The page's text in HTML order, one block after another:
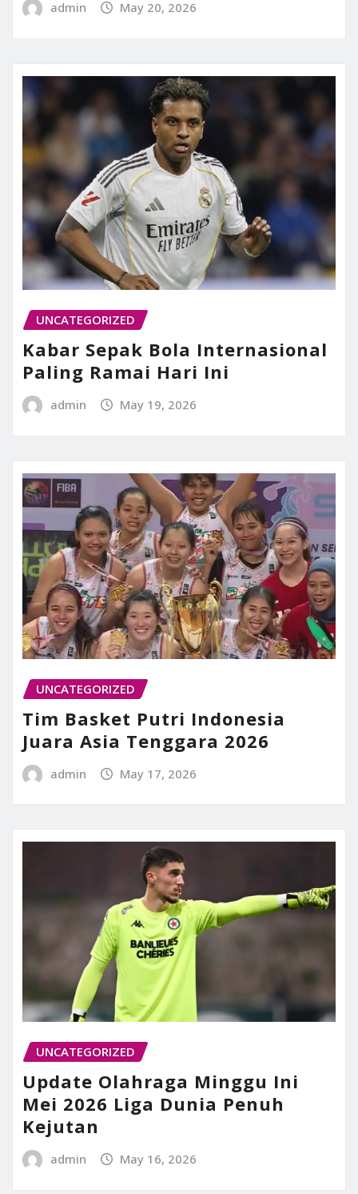
admin May 20, 2026
UNCATEGORIZED
Kabar Sepak Bola Internasional
Paling Ramai Hari Ini
admin May 19, 2026
UNCATEGORIZED
Tim Basket Putri Indonesia
Juara Asia Tenggara 2026
admin May 17, 2026
UNCATEGORIZED
Update Olahraga Minggu Ini
Mei 2026 Liga Dunia Penuh
Kejutan
admin May 16, 2026